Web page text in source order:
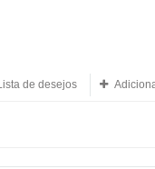
de desejos